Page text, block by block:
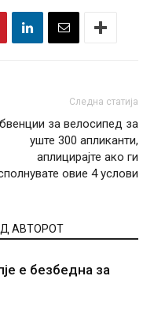
Следна статија
за велосипед за
уште 300 апликанти,
аплицирајте ако ги
овие 4 услови
АВТОРОТ
е безбедна за